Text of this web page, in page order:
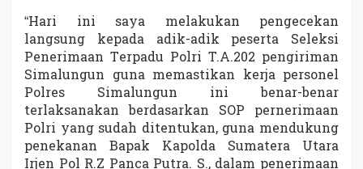
“Hari ini saya melakukan pengecekan
langsung kepada adik-adik peserta Seleksi
Penerimaan Terpadu Polri T.A.202 pengiriman
Simalungun guna memastikan kerja personel
Polres Simalungun ini benar-benar
terlaksanakan berdasarkan SOP pernerimaan
Polri yang sudah ditentukan, guna mendukung
penekanan Bapak Kapolda Sumatera Utara
Irjen Pol R.Z Panca Putra. S., dalam penerimaan